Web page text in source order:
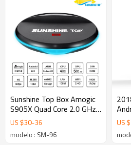
Sunshine Top Box Amogic
S905X Quad Core 2.0 GHz
SM-96 1G + 8G Android 6.0
TV Box WiFi 4K H.265
Streaming Media Players
US $30-36
modelo : SM-96
TV
US $